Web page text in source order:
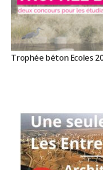
Trophée béton Ecoles